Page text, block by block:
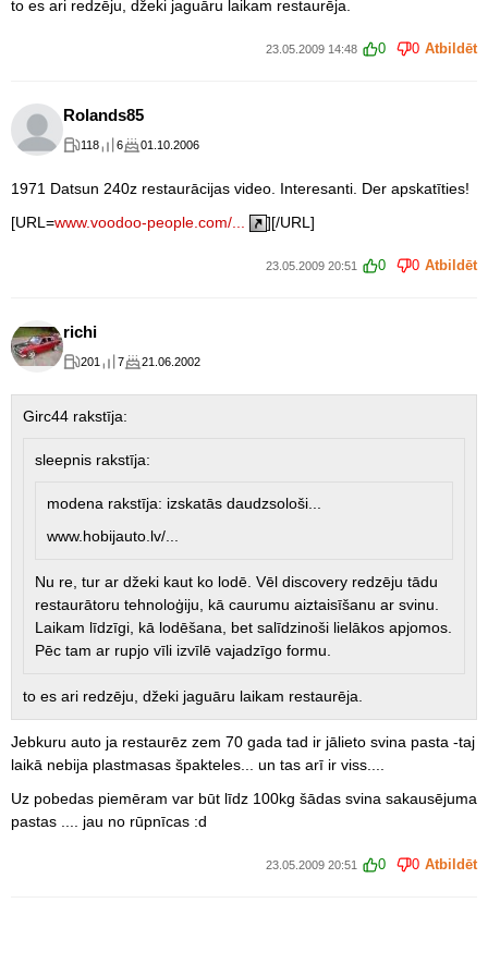
to es ari redzēju, džeki jaguāru laikam restaurēja.
23.05.2009 14:48 0 0 Atbildēt
Rolands85
118 6 01.10.2006
1971 Datsun 240z restaurācijas video. Interesanti. Der apskatīties!
[URL=www.voodoo-people.com/... ][/URL]
23.05.2009 20:51 0 0 Atbildēt
richi
201 7 21.06.2002
Girc44 rakstīja:
sleepnis rakstīja:
modena rakstīja: izskatās daudzsološi...
www.hobijauto.lv/...
Nu re, tur ar džeki kaut ko lodē. Vēl discovery redzēju tādu
restaurātoru tehnoloģiju, kā caurumu aiztaisīšanu ar svinu.
Laikam līdzīgi, kā lodēšana, bet salīdzinoši lielākos apjomos.
Pēc tam ar rupjo vīli izvīlē vajadzīgo formu.
to es ari redzēju, džeki jaguāru laikam restaurēja.
Jebkuru auto ja restaurēz zem 70 gada tad ir jālieto svina pasta -taj
laikā nebija plastmasas špakteles... un tas arī ir viss....
Uz pobedas piemēram var būt līdz 100kg šādas svina sakausējuma
pastas .... jau no rūpnīcas :d
23.05.2009 20:51 0 0 Atbildēt